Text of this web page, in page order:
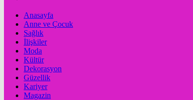
Anasayfa
Anne ve Çocuk
Sağlık
İlişkiler
Moda
Kültür
Dekorasyon
Güzellik
Kariyer
Magazin